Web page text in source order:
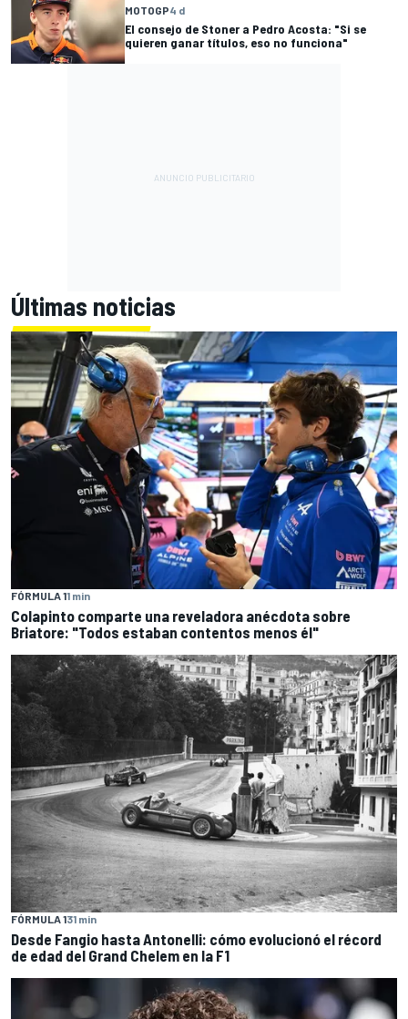
MOTOGP4 d
El consejo de Stoner a Pedro Acosta: "Si se
quieren ganar títulos, eso no funciona"
Últimas noticias
FÓRMULA 11 min
Colapinto comparte una reveladora anécdota sobre
Briatore: "Todos estaban contentos menos él"
FÓRMULA 131 min
Desde Fangio hasta Antonelli: cómo evolucionó el récord
de edad del Grand Chelem en la F1